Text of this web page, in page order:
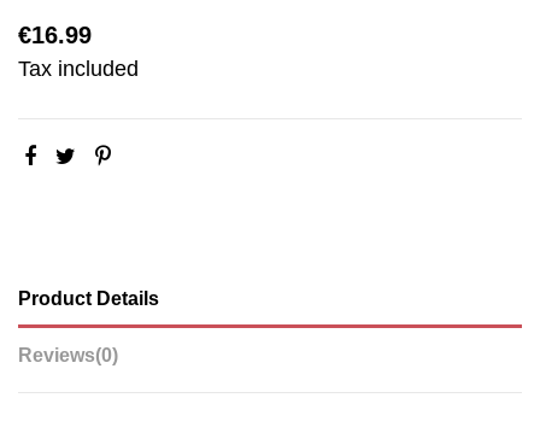
€16.99
Tax included
Product Details
Reviews(0)